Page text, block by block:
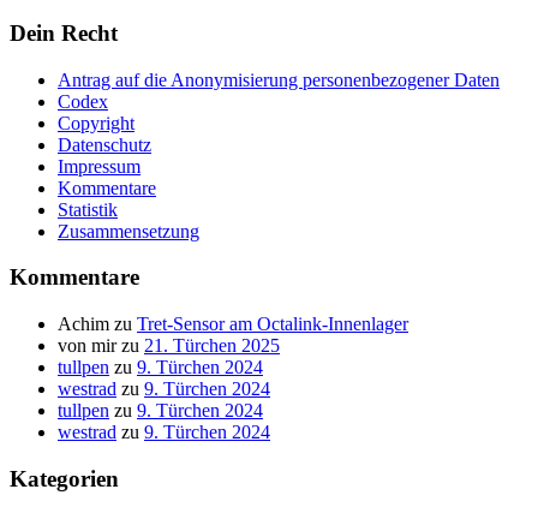
Dein Recht
Antrag auf die Anonymisierung personenbezogener Daten
Codex
Copyright
Datenschutz
Impressum
Kommentare
Statistik
Zusammensetzung
Kommentare
Achim zu Tret-Sensor am Octalink-Innenlager
von mirzu 21. Türchen 2025
tullpen zu 9. Türchen 2024
westrad zu 9. Türchen 2024
tullpen zu 9. Türchen 2024
westrad zu 9. Türchen 2024
Kategorien